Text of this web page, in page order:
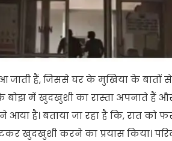
हैं, जिससे घर के मुखिया के बातों
में खुदखुशी का रास्ता अपनाते हैं और
है। बताया जा रहा है कि, रात को
खुदखुशी करने का प्रयास किया।